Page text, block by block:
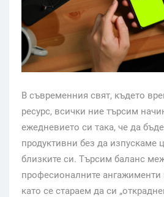
В съвременния свят, където
ресурс, всички ние търсим
ежедневието си така, че да
продуктивни без да изпускаме
близките си. Търсим баланс
професионалните
като се стараем да си